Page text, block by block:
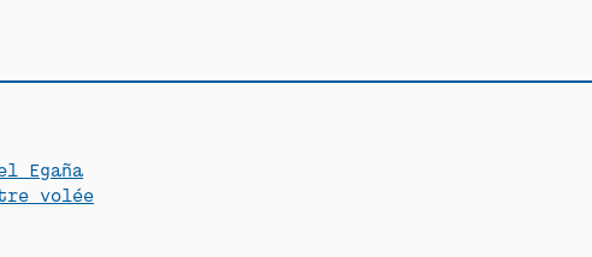
Egaña
volée